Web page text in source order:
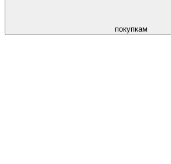
покупкам